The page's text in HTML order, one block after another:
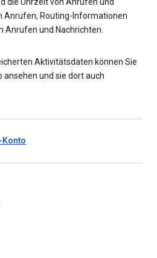
die Uhrzeit von Anrufen und
Anrufen, Routing-Informationen
Anrufen und Nachrichten.
Aktivitätsdaten können Sie
ansehen und sie dort auch
Konto